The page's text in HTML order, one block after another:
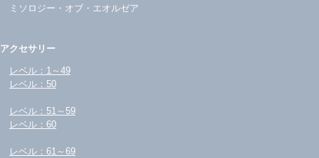
ミソロジー・オブ・エオルゼア
アクセサリー
レベル：1～49
レベル：50
レベル：51～59
レベル：60
レベル：61～69